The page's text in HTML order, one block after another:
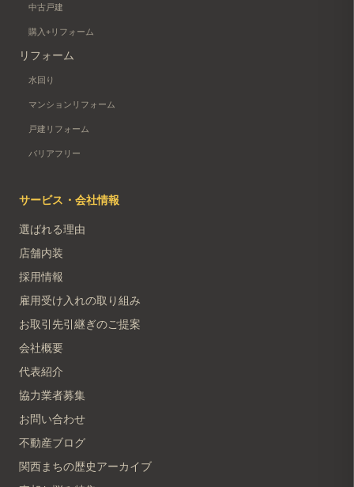
中古戸建
購入+リフォーム
リフォーム
水回り
マンションリフォーム
戸建リフォーム
バリアフリー
サービス・会社情報
選ばれる理由
店舗内装
採用情報
雇用受け入れの取り組み
お取引先引継ぎのご提案
会社概要
代表紹介
協力業者募集
お問い合わせ
不動産ブログ
関西まちの歴史アーカイブ